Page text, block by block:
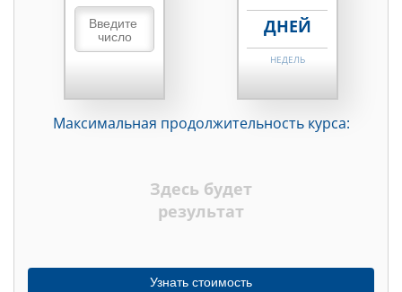
ДНЕЙ
НЕДЕЛЬ
ДНЕЙ
Максимальная продолжительность курса:
Здесь будет
результат
Узнать стоимость